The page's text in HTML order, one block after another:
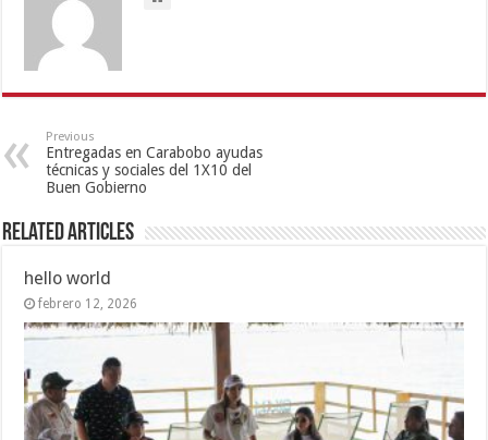
Previous
Entregadas en Carabobo ayudas
técnicas y sociales del 1X10 del
Buen Gobierno
Related Articles
hello world
febrero 12, 2026